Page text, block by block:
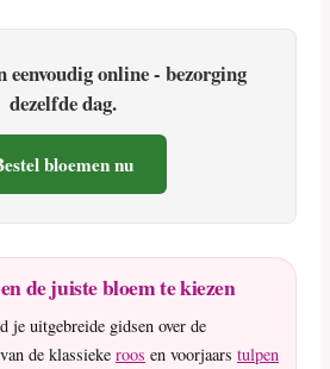
eenvoudig online - bezorging
dezelfde dag.
bloemen nu
de juiste bloem te kiezen
je uitgebreide gidsen over de
de klassieke roos en voorjaars tulpen